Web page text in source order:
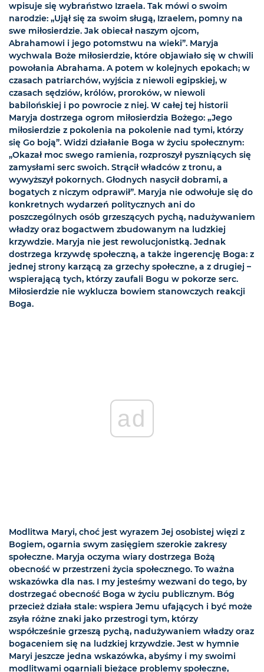
wpisuje się wybraństwo Izraela. Tak mówi o swoim
narodzie: „Ujął się za swoim sługą, Izraelem, pomny na
swe miłosierdzie. Jak obiecał naszym ojcom,
Abrahamowi i jego potomstwu na wieki”. Maryja
wychwala Boże miłosierdzie, które objawiało się w chwili
powołania Abrahama. A potem w kolejnych epokach; w
czasach patriarchów, wyjścia z niewoli egipskiej, w
czasach sędziów, królów, proroków, w niewoli
babilońskiej i po powrocie z niej. W całej tej historii
Maryja dostrzega ogrom miłosierdzia Bożego: „Jego
miłosierdzie z pokolenia na pokolenie nad tymi, którzy
się Go boją”. Widzi działanie Boga w życiu społecznym:
„Okazał moc swego ramienia, rozproszył pyszniących się
zamysłami serc swoich. Strącił władców z tronu, a
wywyższył pokornych. Głodnych nasycił dobrami, a
bogatych z niczym odprawił”. Maryja nie odwołuje się do
konkretnych wydarzeń politycznych ani do
poszczególnych osób grzeszących pychą, nadużywaniem
władzy oraz bogactwem zbudowanym na ludzkiej
krzywdzie. Maryja nie jest rewolucjonistką. Jednak
dostrzega krzywdę społeczną, a także ingerencję Boga: z
jednej strony karzącą za grzechy społeczne, a z drugiej –
wspierającą tych, którzy zaufali Bogu w pokorze serc.
Miłosierdzie nie wyklucza bowiem stanowczych reakcji
Boga.
ad
Modlitwa Maryi, choć jest wyrazem Jej osobistej więzi z
Bogiem, ogarnia swym zasięgiem szerokie zakresy
społeczne. Maryja oczyma wiary dostrzega Bożą
obecność w przestrzeni życia społecznego. To ważna
wskazówka dla nas. I my jesteśmy wezwani do tego, by
dostrzegać obecność Boga w życiu publicznym. Bóg
przecież działa stale: wspiera Jemu ufających i być może
zsyła różne znaki jako przestrogi tym, którzy
współcześnie grzeszą pychą, nadużywaniem władzy oraz
bogaceniem się na ludzkiej krzywdzie. Jest w hymnie
Maryi jeszcze jedna wskazówka, abyśmy i my swoimi
modlitwami ogarniali bieżące problemy społeczne,